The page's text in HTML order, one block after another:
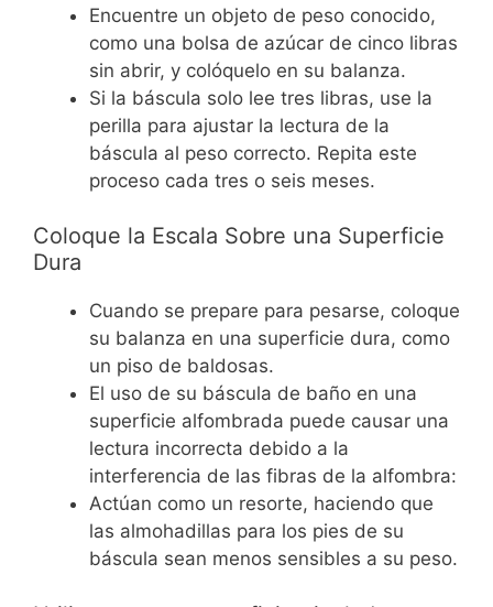
Encuentre un objeto de peso conocido,
como una bolsa de azúcar de cinco libras
sin abrir, y colóquelo en su balanza.
Si la báscula solo lee tres libras, use la
perilla para ajustar la lectura de la
báscula al peso correcto. Repita este
proceso cada tres o seis meses.
Coloque la Escala Sobre una Superficie
Dura
Cuando se prepare para pesarse, coloque
su balanza en una superficie dura, como
un piso de baldosas.
El uso de su báscula de baño en una
superficie alfombrada puede causar una
lectura incorrecta debido a la
interferencia de las fibras de la alfombra:
Actúan como un resorte, haciendo que
las almohadillas para los pies de su
báscula sean menos sensibles a su peso.